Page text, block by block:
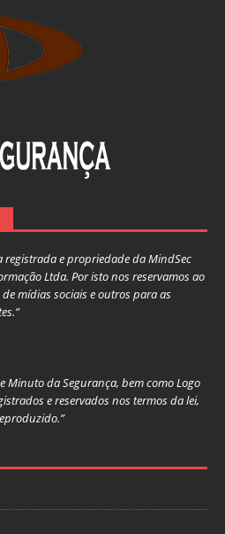
registrada e propriedade da MindSec
Ltda. Por isto nos reservamos ao
mídias sociais e outros para as
Minuto da Segurança, bem como Logo
e reservados nos termos da lei,